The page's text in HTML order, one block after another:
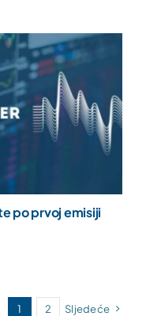
po prvoj emisiji
1 2 Sljedeće